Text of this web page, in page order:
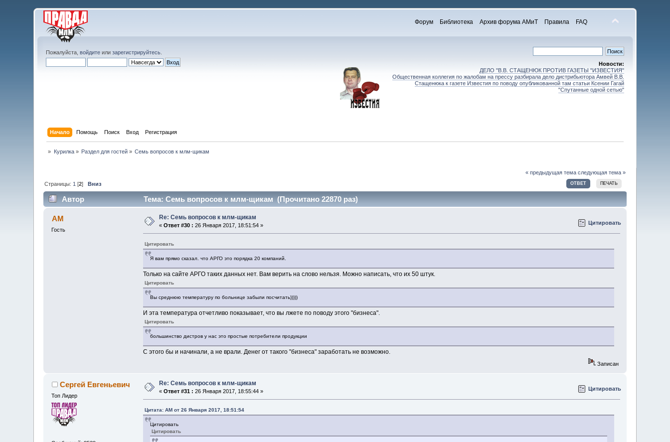
Форум Библиотека Архив форума АМиТ Правила FAQ
Пожалуйста,войдите илизарегистрируйтесь
Новости:
ДЕЛО "В.В. СТАЩЕНЮК ПРОТИВ ГАЗЕТЫ "ИЗВЕСТИЯ"
Общественная коллегия по жалобам на прессу разбирала дело дистрибьютора Амвей В.В.
Стащенюка к газете Известия по поводу опубликованной там статьи Ксении Гагай
"Спутанные одной сетью"
Начало Помощь Поиск Вход Регистрация
» Курилка» Раздел для гостей » Семь вопросов к млм-щикам
« предыдущая тема следующая тема »
ОТВЕТ ПЕЧАТЬ
Страницы: 1 [2]Вниз
Автор Тема: Семь вопросов к млм-щикам (Прочитано 22870 раз)
AM
Гость
Re: Семь вопросов к млм-щикам
«Ответ #30 : 26 Января 2017, 18:51:54 » Цитировать
Цитировать
Я вам прямо сказал. что АРГО это порядка 20 компаний.
Только на сайте АРГО таких данных нет. Вам верить на слово нельзя. Можно написать, что их 50 штук.
Цитировать
Вы среднюю температуру по больнице забыли посчитать)))))
И эта температура отчетливо показывает, что вы лжете по поводу этого "бизнеса".
Цитировать
большинство дистров у нас это простые потребители продукции
С этого бы и начинали, а не врали. Денег от такого "бизнеса" заработать не возможно.
Записан
Сергей Евгеньевич
Топ Лидер
Re: Семь вопросов к млм-щикам
«Ответ #31 : 26 Января 2017, 18:55:44 » Цитировать
Цитата: AM от 26 Января 2017, 18:51:54
Цитировать
Цитировать